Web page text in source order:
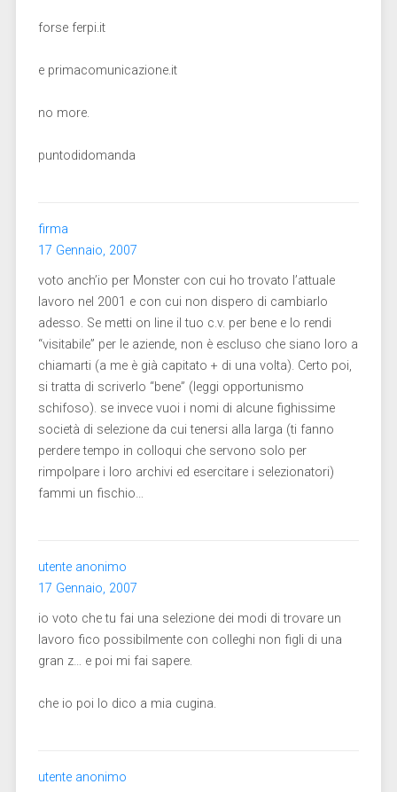
forse ferpi.it
e primacomunicazione.it
no more.
puntodidomanda
firma
17 Gennaio, 2007
voto anch’io per Monster con cui ho trovato l’attuale
lavoro nel 2001 e con cui non dispero di cambiarlo
adesso. Se metti on line il tuo c.v. per bene e lo rendi
“visitabile” per le aziende, non è escluso che siano loro a
chiamarti (a me è già capitato + di una volta). Certo poi,
si tratta di scriverlo “bene” (leggi opportunismo
schifoso). se invece vuoi i nomi di alcune fighissime
società di selezione da cui tenersi alla larga (ti fanno
perdere tempo in colloqui che servono solo per
rimpolpare i loro archivi ed esercitare i selezionatori)
fammi un fischio…
utente anonimo
17 Gennaio, 2007
io voto che tu fai una selezione dei modi di trovare un
lavoro fico possibilmente con colleghi non figli di una
gran z… e poi mi fai sapere.
che io poi lo dico a mia cugina.
utente anonimo